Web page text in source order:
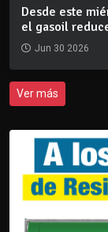
Desde este
el gasoil
Jun 30 2026
Ver más